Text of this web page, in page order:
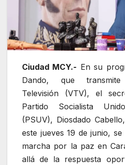
Ciudad MCY.- En su
Dando, que
Televisión (VTV), el
Partido Socialista
(PSUV), Diosdado
este jueves 19 de junio,
marcha por la paz en
allá de la respuesta